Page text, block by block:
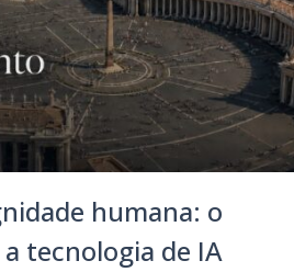
humana: o
tecnologia de IA